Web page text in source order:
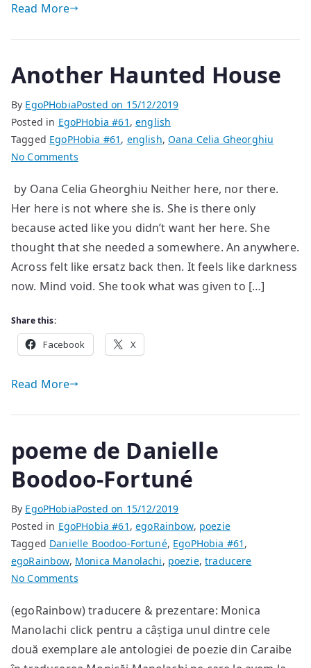
Read More
Another Haunted House
By EgoPHobiaPosted on 15/12/2019
Posted in EgoPHobia #61 ,english
Tagged EgoPHobia #61 , english, Oana Celia Gheorghiu
No Commentson
Haunted
House
by Oana Celia Gheorghiu Neither here, nor there.
Her here is not where she is. She is there only
because acted like you didn’t want her here. She
thought that she needed a somewhere. An anywhere.
Across felt like ersatz back then. It feels like darkness
now. Mind void. She took what was given to […]
Share this:
Facebook X
Read More
poeme de Danielle
Boodoo-Fortuné
By EgoPHobiaPosted on 15/12/2019
Posted in EgoPHobia #61 ,egoRainbow, poezie
Tagged Danielle Boodoo-Fortuné, EgoPHobia #61 ,
egoRainbow, Monica Manolachi, poezie,traducere
No Commentson
de
Danielle
Boodoo-
Fortuné
(egoRainbow) traducere & prezentare: Monica
Manolachi click pentru a câștiga unul dintre cele
două exemplare ale antologiei de poezie din Caraibe